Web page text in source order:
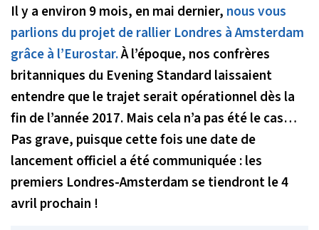
Il y a environ 9 mois, en mai dernier, nous vous
parlions du projet de rallier Londres à Amsterdam
grâce à l’Eurostar.À l’époque, nos confrères
britanniques du Evening Standard laissaient
entendre que le trajet serait opérationnel dès la
fin de l’année 2017. Mais cela n’a pas été le cas…
Pas grave, puisque cette fois une date de
lancement officiel a été communiquée : les
premiers Londres-Amsterdam se tiendront le 4
avril prochain !